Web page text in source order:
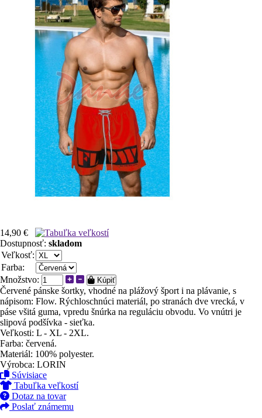
14,90 €
Dostupnosť: skladom
Veľkosť:
Farba:
Množstvo:
Kúpiť
Červené pánske šortky, vhodné na plážový šport i na plávanie, s
nápisom: Flow. Rýchloschnúci materiál, po stranách dve vrecká, v
páse všitá guma, vpredu šnúrka na reguláciu obvodu. Vo vnútri je
slipová podšívka - sieťka.
Veľkosti: L - XL - 2XL.
Farba: červená.
Materiál: 100% polyester.
Výrobca: LORIN
Súvisiace
Tabuľka veľkostí
Dotaz na tovar
Poslať známemu